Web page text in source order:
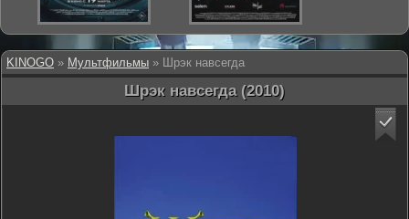
KINOGO » Мультфильмы » Шрэк навсегда
Шрэк навсегда (2010)